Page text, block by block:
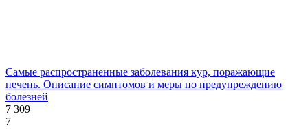
Самые распространенные заболевания кур, поражающие
печень. Описание симптомов и меры по предупреждению
болезней
7 309
7